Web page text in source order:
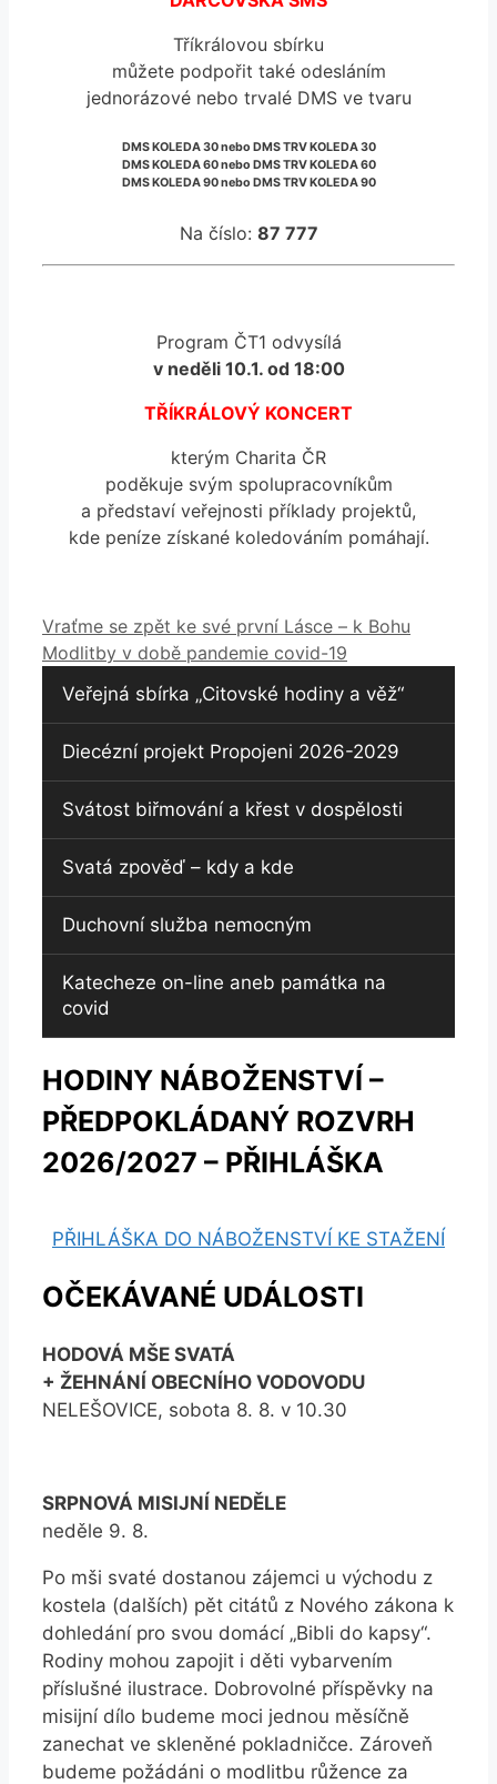
Tříkrálovou sbírku
můžete podpořit také odesláním
jednorázové nebo trvalé DMS ve tvaru
DMS KOLEDA 30nebo DMS TRV KOLEDA 30
DMS KOLEDA 60nebo DMS TRV KOLEDA 60
DMS KOLEDA 90nebo DMS TRV KOLEDA 90
Na číslo: 87 777
Program ČT1 odvysílá
v neděli 10.1. od 18:00
TŘÍKRÁLOVÝ KONCERT
kterým Charita ČR
poděkuje svým spolupracovníkům
a představí veřejnosti příklady projektů,
kde peníze získané koledováním pomáhají.
Vraťme se zpět ke své první Lásce – k Bohu
Modlitby v době pandemie covid-19
Veřejná sbírka „Citovské hodiny a věž“
Diecézní projekt Propojeni 2026-2029
Svátost biřmování a křest v dospělosti
Svatá zpověď – kdy a kde
Duchovní služba nemocným
Katecheze on-line aneb památka na
covid
HODINY NÁBOŽENSTVÍ –
PŘEDPOKLÁDANÝ ROZVRH
2026/2027 – PŘIHLÁŠKA
PŘIHLÁŠKA DO NÁBOŽENSTVÍ KE STAŽENÍ
OČEKÁVANÉ UDÁLOSTI
HODOVÁ MŠE SVATÁ
+ ŽEHNÁNÍ OBECNÍHO VODOVODU
NELEŠOVICE, sobota 8. 8. v 10.30
SRPNOVÁ MISIJNÍ NEDĚLE
neděle 9. 8.
Po mši svaté dostanou zájemci u východu z
kostela (dalších) pět citátů z Nového zákona k
dohledání pro svou domácí „Bibli do kapsy“.
Rodiny mohou zapojit i děti vybarvením
příslušné ilustrace. Dobrovolné příspěvky na
misijní dílo budeme moci jednou měsíčně
zanechat ve skleněné pokladničce. Zároveň
budeme požádáni o modlitbu růžence za